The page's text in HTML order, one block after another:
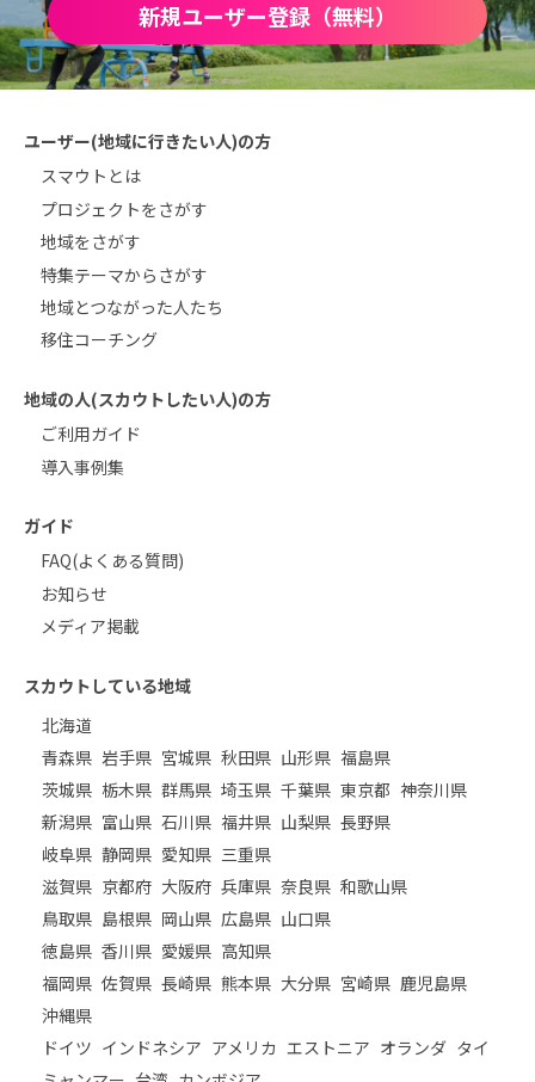
新規ユーザー登録（無料）
ユーザー(地域に行きたい人)の方
スマウトとは
プロジェクトをさがす
地域をさがす
特集テーマからさがす
地域とつながった人たち
移住コーチング
地域の人(スカウトしたい人)の方
ご利用ガイド
導入事例集
ガイド
FAQ(よくある質問)
お知らせ
メディア掲載
スカウトしている地域
北海道
青森県 岩手県 宮城県 秋田県 山形県 福島県
茨城県 栃木県 群馬県 埼玉県 千葉県 東京都 神奈川県
新潟県 富山県 石川県 福井県 山梨県 長野県
岐阜県 静岡県 愛知県 三重県
滋賀県 京都府 大阪府 兵庫県 奈良県 和歌山県
鳥取県 島根県 岡山県 広島県 山口県
徳島県 香川県 愛媛県 高知県
福岡県 佐賀県 長崎県 熊本県 大分県 宮崎県 鹿児島県
沖縄県
ドイツ インドネシア アメリカ エストニア オランダ タイ